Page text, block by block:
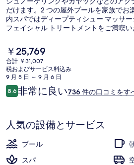
パ
の
写
真
ギ
ャ
リ
ー
だけます。2 つの屋外プールを家族でお
内スパではディープティシュー マッサ
フェイシャル トリートメントをご満喫
お飲み物をお楽しみいただけます。この
イドバー、フィットネスセンター、およ
す。
現
在
の
料
金
は
す
￥25,769
合計 ￥31,007
税およびサービス料込み
9 月 5 日 ～ 9 月 6 日
口
コ
8.610段階中8.6
非常に良い736 件の口コミをす
人気の設備とサービス
プール
スパ